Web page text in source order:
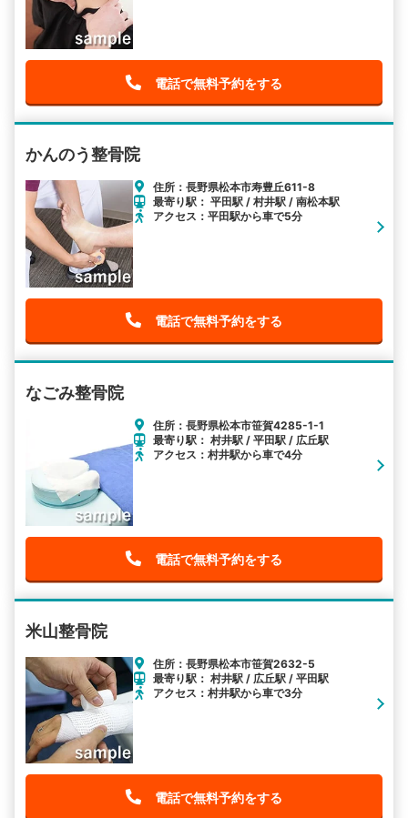
電話で無料予約をする
かんのう整骨院
住所：長野県松本市寿豊丘611-8
最寄り駅： 平田駅 / 村井駅 / 南松本駅
アクセス：平田駅から車で5分
電話で無料予約をする
なごみ整骨院
住所：長野県松本市笹賀4285-1-1
最寄り駅： 村井駅 / 平田駅 / 広丘駅
アクセス：村井駅から車で4分
電話で無料予約をする
米山整骨院
住所：長野県松本市笹賀2632-5
最寄り駅： 村井駅 / 広丘駅 / 平田駅
アクセス：村井駅から車で3分
電話で無料予約をする